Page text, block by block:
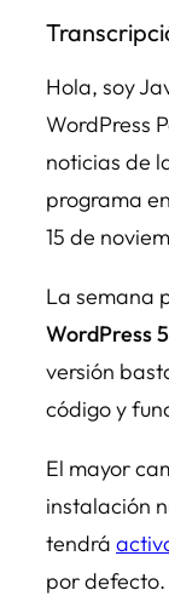
Hola, soy
WordPress
noticias de
programa
15 de
La semana
WordPress
versión
código y
El mayor
instalación
tendrá
por